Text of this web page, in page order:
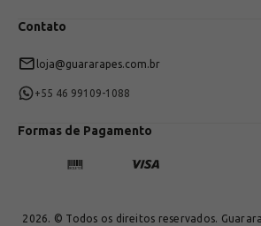
Entregas
Contato
loja@guararapes.com.br
+55 46 99109-1088
Formas de Pagamento
2026. © Todos os direitos reservados.